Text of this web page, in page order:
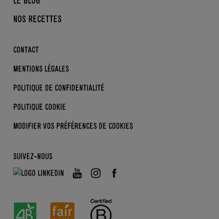
DDM
BRASSÉS
DESSERTS
ENFANTS
NOS ACTUS
LES BONS GESTES
DERRIÈRE L’ÉTIQUETTE
NOS RECETTES
CONTACT
MENTIONS LÉGALES
POLITIQUE DE CONFIDENTIALITÉ
POLITIQUE COOKIE
MODIFIER VOS PRÉFÉRENCES DE COOKIES
SUIVEZ-NOUS